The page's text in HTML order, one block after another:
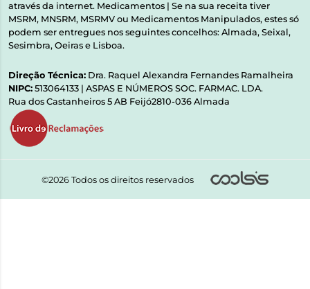
através da internet. Medicamentos | Se na sua receita tiver
MSRM, MNSRM, MSRMV ou Medicamentos Manipulados, estes só
podem ser entregues nos seguintes concelhos: Almada, Seixal,
Sesimbra, Oeiras e Lisboa.
Direção Técnica: Dra. Raquel Alexandra Fernandes Ramalheira
NIPC: 513064133 | ASPAS E NÚMEROS SOC. FARMAC. LDA.
Rua dos Castanheiros 5 AB Feijó2810-036 Almada
©2026 Todos os direitos reservados